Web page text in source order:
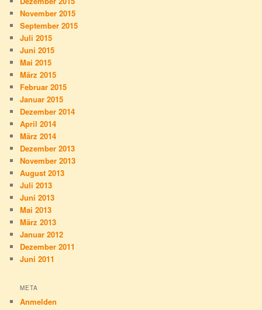
November 2015
September 2015
Juli 2015
Juni 2015
Mai 2015
März 2015
Februar 2015
Januar 2015
Dezember 2014
April 2014
März 2014
Dezember 2013
November 2013
August 2013
Juli 2013
Juni 2013
Mai 2013
März 2013
Januar 2012
Dezember 2011
Juni 2011
META
Anmelden